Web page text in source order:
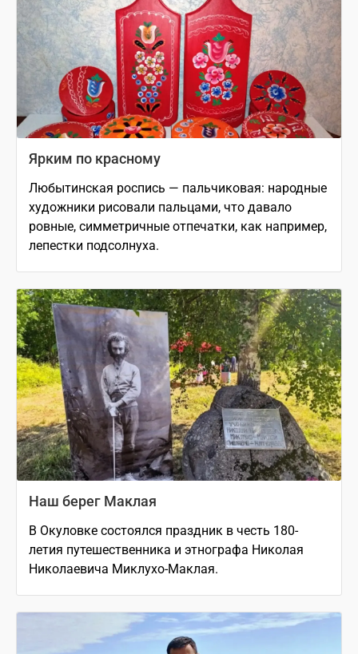
Ярким по красному
Любытинская роспись — пальчиковая: народные
художники рисовали пальцами, что давало
ровные, симметричные отпечатки, как например,
лепестки подсолнуха.
Наш берег Маклая
В Окуловке состоялся праздник в честь 180-
летия путешественника и этнографа Николая
Николаевича Миклухо-Маклая.